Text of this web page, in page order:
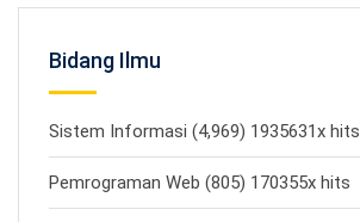
Bidang Ilmu
Sistem Informasi (4,969) 1935631x hits
Pemrograman Web (805) 170355x hits